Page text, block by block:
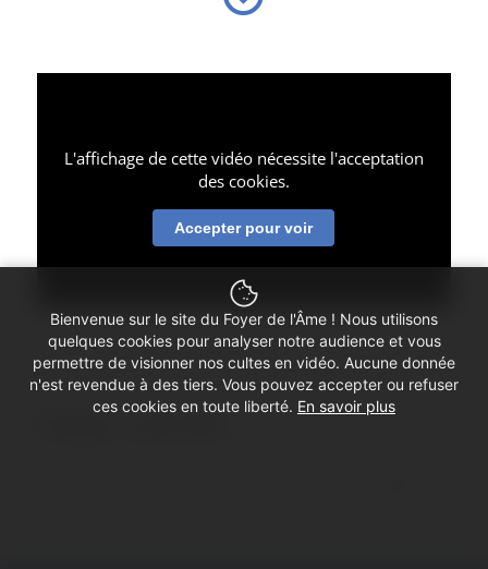
L'affichage de cette vidéo nécessite l'acceptation
des cookies.
Accepter pour voir
Bienvenue sur le site du Foyer de l'Âme ! Nous utilisons
quelques cookies pour analyser notre audience et vous
permettre de visionner nos cultes en vidéo. Aucune donnée
n'est revendue à des tiers. Vous pouvez accepter ou refuser
ces cookies en toute liberté. En savoir plus